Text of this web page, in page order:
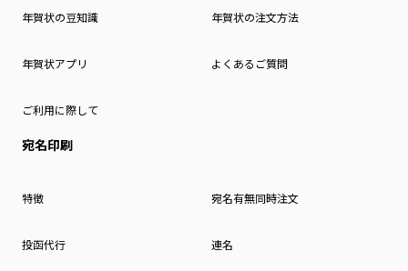
年賀状の豆知識 年賀状の注文方法
年賀状アプリ よくあるご質問
ご利用に際して
宛名印刷
特徴 宛名有無同時注文
投函代行 連名